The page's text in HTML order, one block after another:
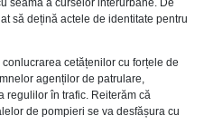
seamă a curselor interurbane. De
să dețină actele de identitate pentru
cetățenilor cu forțele de
agenților de patrulare,
regulilor în trafic. Reiterăm că
de pompieri se va desfășura cu